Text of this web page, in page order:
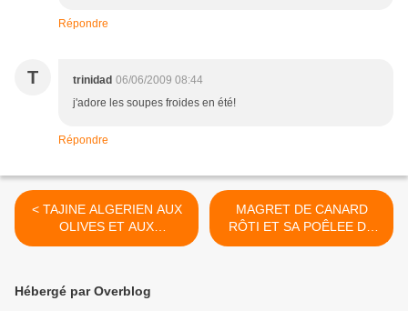
Répondre
T trinidad 06/06/2009 08:44
j'adore les soupes froides en été!
Répondre
< TAJINE ALGERIEN AUX
OLIVES ET AUX
CHAMPIGNONS
MAGRET DE CANARD
RÔTI ET SA POÊLEE DE
FENOUIL AUX CEPES >
Hébergé par Overblog